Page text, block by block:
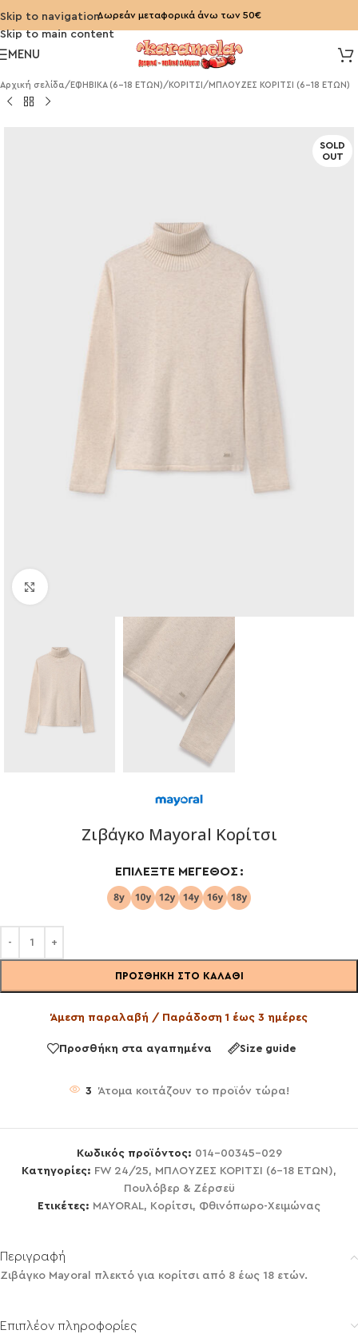
Skip to navigation
Skip to main content
Δωρεάν μεταφορικά άνω των 50€
MENU
Αρχική σελίδα/ ΕΦΗΒΙΚΑ (6-18 ΕΤΩΝ)/ ΚΟΡΙΤΣΙ /ΜΠΛΟΥΖΕΣ ΚΟΡΙΤΣΙ (6-18 ΕΤΩΝ)
SOLD
OUT
Ζιβάγκο Mayoral Κορίτσι
ΕΠΙΛΈΞΤΕ ΜΈΓΕΘΟΣ
ΠΡΟΣΘΉΚΗ ΣΤΟ ΚΑΛΆΘΙ
Άμεση παραλαβή / Παράδοση 1 έως 3 ημέρες
Προσθήκη στα αγαπημένα Size guide
3 Άτομα κοιτάζουν το προϊόν τώρα!
Κωδικός προϊόντος: 014-00345-029
Κατηγορίες: FW 24/25, ΜΠΛΟΥΖΕΣ ΚΟΡΙΤΣΙ (6-18 ΕΤΩΝ),
Πουλόβερ & Ζέρσεϋ
Ετικέτες: MAYORAL, Κορίτσι, Φθινόπωρο-Χειμώνας
Περιγραφή
Ζιβάγκο Mayoral πλεκτό για κορίτσι από 8 έως 18 ετών.
Επιπλέον πληροφορίες